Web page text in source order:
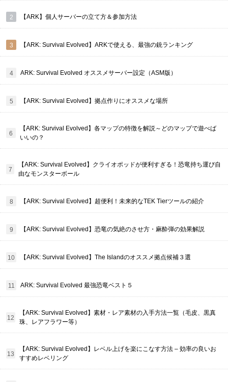
【ARK】個人サーバーの立て方＆参加方法
【ARK: Survival Evolved】ARKで使える、最強の銃ランキング
ARK: Survival Evolved オススメサーバー設定（ASM版）
【ARK: Survival Evolved】拠点作りにオススメな場所
【ARK: Survival Evolved】各マップの特徴を解説～どのマップで遊べば
いいの？
【ARK: Survival Evolved】クライオポッドが便利すぎる！恐竜持ち運び自
由なモンスターボール
【ARK: Survival Evolved】超便利！未来的なTEK Tierツールの紹介
【ARK: Survival Evolved】恐竜の気絶のさせ方・麻酔弾の効果解説
【ARK: Survival Evolved】The Islandのオススメ拠点候補３選
ARK: Survival Evolved 最強恐竜ベスト５
【ARK: Survival Evolved】素材・レア素材の入手方法一覧（毛皮、黒真
珠、レアフラワー等）
【ARK: Survival Evolved】レベル上げを楽にこなす方法 – 効率の良いお
すすめレベリング